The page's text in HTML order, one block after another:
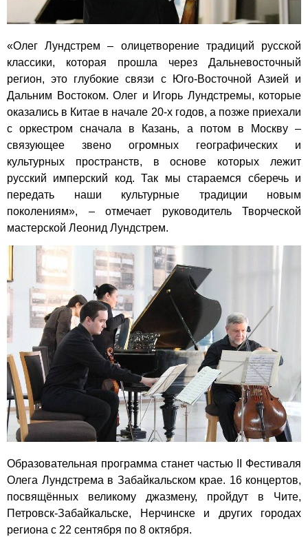
«Олег Лундстрем – олицетворение традиций русской
классики, которая прошла через Дальневосточный
регион, это глубокие связи с Юго-Восточной Азией и
Дальним Востоком. Олег и Игорь Лундстремы, которые
оказались в Китае в начале 20-х годов, а позже приехали
с оркестром сначала в Казань, а потом в Москву –
связующее звено огромных географических и
культурных пространств, в основе которых лежит
русский имперский код. Так мы стараемся сберечь и
передать наши культурные традиции новым
поколениям», – отмечает руководитель Творческой
мастерской Леонид Лундстрем.
Образовательная программа станет частью II Фестиваля
Олега Лундстрема в Забайкальском крае. 16 концертов,
посвящённых великому джазмену, пройдут в Чите,
Петровск-Забайкальске, Нерчинске и других городах
региона с 22 сентября по 8 октября.